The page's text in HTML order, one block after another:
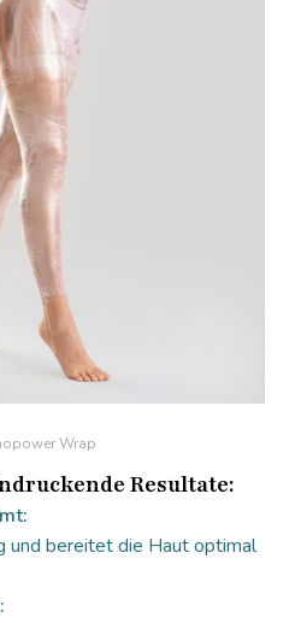
Wrap
Resultate:
und bereitet die Haut optimal